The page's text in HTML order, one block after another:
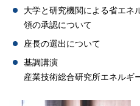
大学と研究機関による省エネ
領の承認について
座長の選出について
基調講演
産業技術総合研究所エネルギ